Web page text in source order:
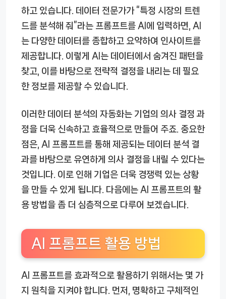
하고 있습니다. 데이터 전문가가 “특정 시장의 트렌
드를 분석해 줘”라는 프롬프트를 AI에 입력하면, AI
는 다양한 데이터를 종합하고 요약하여 인사이트를
제공합니다. 이렇게 AI는 데이터에서 숨겨진 패턴을
찾고, 이를 바탕으로 전략적 결정을 내리는 데 필요
한 정보를 제공할 수 있습니다.
이러한 데이터 분석의 자동화는 기업의 의사 결정 과
정을 더욱 신속하고 효율적으로 만들어 주죠. 중요한
점은, AI 프롬프트를 통해 제공되는 데이터 분석 결
과를 바탕으로 유연하게 의사 결정을 내릴 수 있다는
것입니다. 이로 인해 기업은 더욱 경쟁력 있는 상황
을 만들 수 있게 됩니다. 다음에는 AI 프롬프트의 활
용 방법을 좀 더 심층적으로 다루어 보겠습니다.
AI 프롬프트 활용 방법
AI 프롬프트를 효과적으로 활용하기 위해서는 몇 가
지 원칙을 지켜야 합니다. 먼저, 명확하고 구체적인